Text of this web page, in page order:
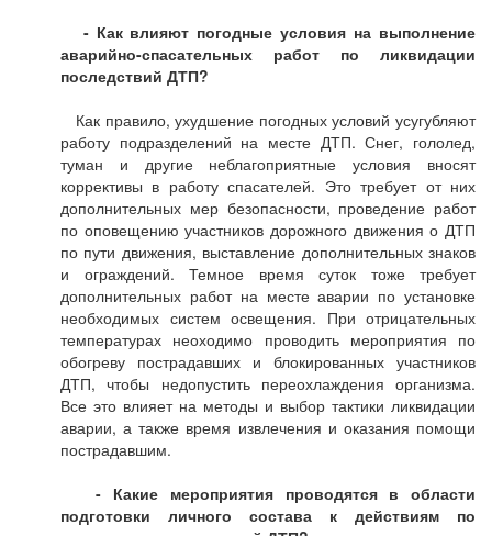
- Как влияют погодные условия на выполнение
аварийно-спасательных работ по ликвидации
последствий ДТП?
Как правило, ухудшение погодных условий усугубляют
работу подразделений на месте ДТП. Снег, гололед,
туман и другие неблагоприятные условия вносят
коррективы в работу спасателей. Это требует от них
дополнительных мер безопасности, проведение работ
по оповещению участников дорожного движения о ДТП
по пути движения, выставление дополнительных знаков
и ограждений. Темное время суток тоже требует
дополнительных работ на месте аварии по установке
необходимых систем освещения. При отрицательных
температурах неоходимо проводить мероприятия по
обогреву пострадавших и блокированных участников
ДТП, чтобы недопустить переохлаждения организма.
Все это влияет на методы и выбор тактики ликвидации
аварии, а также время извлечения и оказания помощи
пострадавшим.
- Какие мероприятия проводятся в области
подготовки личного состава к действиям по